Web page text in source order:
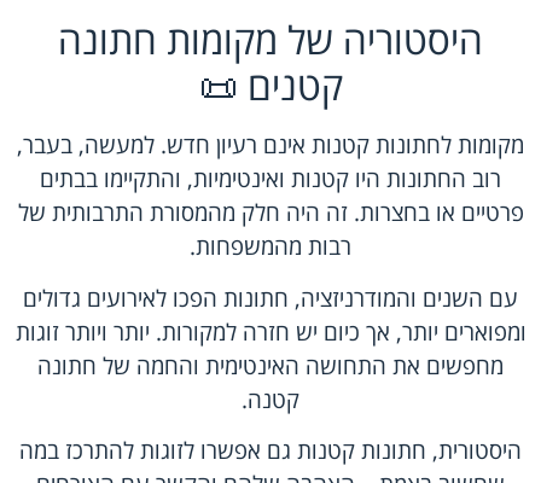
היסטוריה של מקומות חתונה
קטנים 📜
מקומות לחתונות קטנות אינם רעיון חדש. למעשה, בעבר,
רוב החתונות היו קטנות ואינטימיות, והתקיימו בבתים
פרטיים או בחצרות. זה היה חלק מהמסורת התרבותית של
רבות מהמשפחות.
עם השנים והמודרניזציה, חתונות הפכו לאירועים גדולים
ומפוארים יותר, אך כיום יש חזרה למקורות. יותר ויותר זוגות
מחפשים את התחושה האינטימית והחמה של חתונה
קטנה.
היסטורית, חתונות קטנות גם אפשרו לזוגות להתרכז במה